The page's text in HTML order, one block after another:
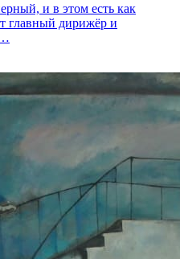
и в этом есть как
главный дирижёр и